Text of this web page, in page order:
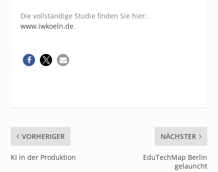
Die vollständige Studie finden Sie hier:
www.iwkoeln.de.
VORHERIGER
KI in der Produktion
NÄCHSTER
EduTechMap Berlin
gelauncht